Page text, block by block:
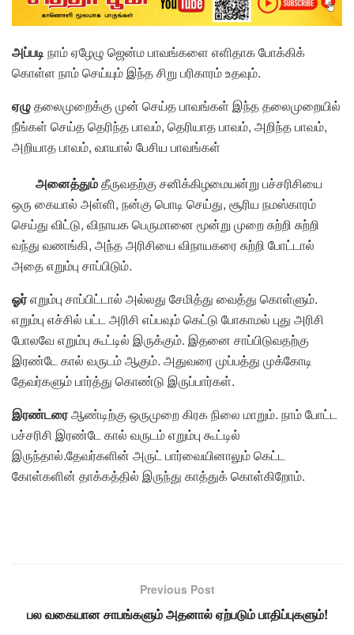
அப்படிநாம் ஏழேழு ஜென்ம பாவங்களை எளிதாக போக்கிக்
கொள்ள நாம் செய்யும் இந்த சிறு பரிகாரம் உதவும்.
ஏழுதலைமுறைக்கு முன் செய்த பாவங்கள் இந்த தலைமுறையில்
நீங்கள் செய்த தெரிந்த பாவம், தெரியாத பாவம், அறிந்த பாவம்,
அறியாத பாவம், வாயால் பேசிய பாவங்கள்
அனைத்தும்தீருவதற்கு சனிக்கிழமையன்று பச்சரிசியை
ஒரு கையால் அள்ளி, நன்கு பொடி செய்து, சூரிய நமஸ்காரம்
செய்து விட்டு, விநாயக பெருமானை மூன்று முறை சுற்றி சுற்றி
வந்து வணங்கி, அந்த அரிசியை விநாயகரை சுற்றி போட்டால்
அதை எறும்பு சாப்பிடும்.
ஓர்எறும்பு சாப்பிட்டால் அல்லது சேமித்து வைத்து கொள்ளும்.
எறும்பு எச்சில் பட்ட அரிசி எப்பவும் கெட்டு போகாமல் புது அரிசி
போலவே எறும்பு கூட்டில் இருக்கும். இதனை சாப்பிடுவதற்கு
இரண்டே கால் வருடம் ஆகும். அதுவரை முப்பத்து முக்கோடி
தேவர்களும் பார்த்து கொண்டு இருப்பார்கள்.
இரண்டரைஆண்டிற்கு ஒருமுறை கிரக நிலை மாறும். நாம் போட்ட
பச்சரிசி இரண்டே கால் வருடம் எறும்பு கூட்டில்
இருந்தால்.தேவர்களின் அருட் பார்வையினாலும் கெட்ட
கோள்களின் தாக்கத்தில் இருந்து காத்துக் கொள்கிறோம்.
Previous Post
பல வகையான சாபங்களும் அதனால் ஏற்படும் பாதிப்புகளும்!